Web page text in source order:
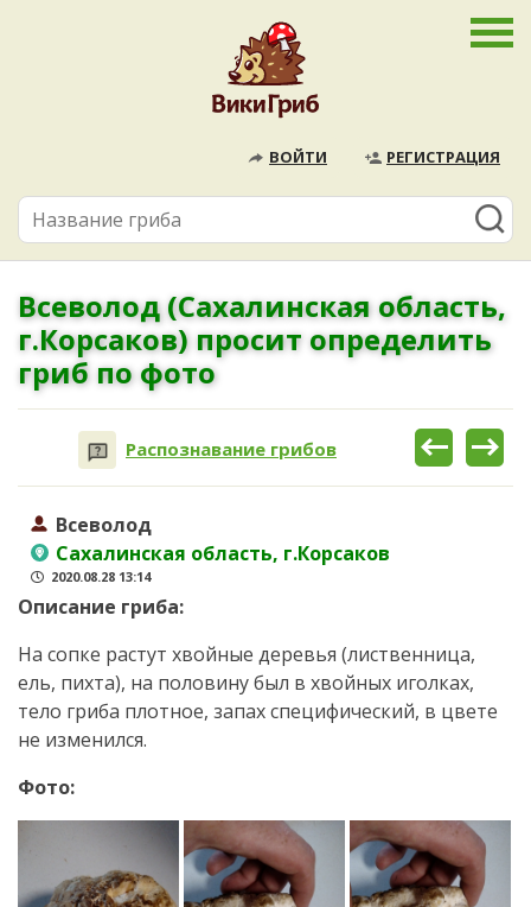
ВОЙТИ РЕГИСТРАЦИЯ
Всеволод (Сахалинская область,
г.Корсаков) просит определить
гриб по фото
Распознавание грибов
Всеволод
Сахалинская область, г.Корсаков
2020.08.28 13:14
Описание гриба:
На сопке растут хвойные деревья (лиственница,
ель, пихта), на половину был в хвойных иголках,
тело гриба плотное, запах специфический, в цвете
не изменился.
Фото: